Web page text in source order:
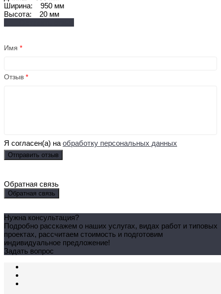
Ширина: 950 мм
Высота: 20 мм
Имя *
Отзыв *
Я согласен(а) на обработку персональных данных
Обратная связь
Обратная связь
Нужна консультация?
Подробно расскажем о наших услугах, видах работ и типовых
проектах, рассчитаем стоимость и подготовим
индивидуальное предложение!
Задать вопрос